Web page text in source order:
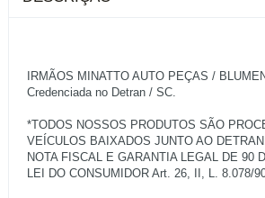
IRMÃOS MINATTO AUTO PEÇAS /
Credenciada no Detran / SC.
*TODOS NOSSOS PRODUTOS SÃO
VEÍCULOS BAIXADOS JUNTO AO
NOTA FISCAL E GARANTIA LEGAL DE 90
LEI DO CONSUMIDOR Art. 26, II, L. 8.078/